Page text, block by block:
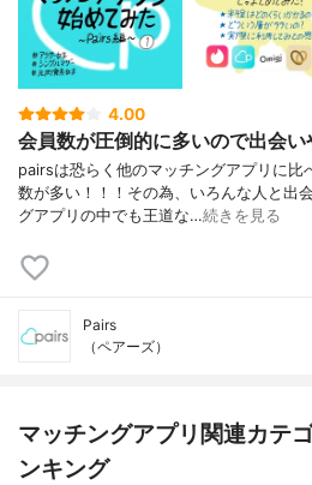
4.00
会員数が圧倒的に多いので出会い
pairsは恐らく他のマッチングアプリに比
数が多い！！！その為、いろんな人と出
グアプリの中でも王道な…続きを見る
Pairs
（ペアーズ）
マッチングアプリ関連カテ
ンキング